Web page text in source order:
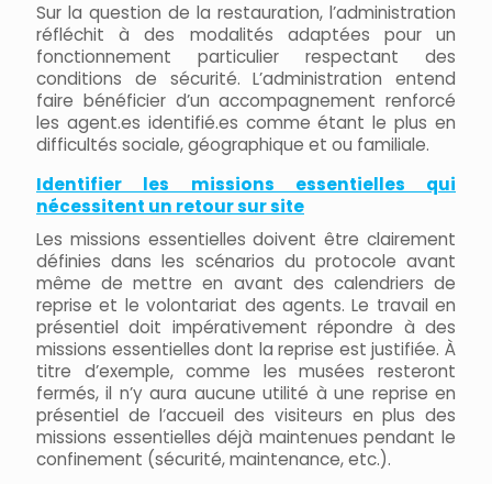
Sur la question de la restauration, l’administration
réfléchit à des modalités adaptées pour un
fonctionnement particulier respectant des
conditions de sécurité. L’administration entend
faire bénéficier d’un accompagnement renforcé
les agent.es identifié.es comme étant le plus en
difficultés sociale, géographique et ou familiale.
Identifier les missions essentielles qui
nécessitent un retour sur site
Les missions essentielles doivent être clairement
définies dans les scénarios du protocole avant
même de mettre en avant des calendriers de
reprise et le volontariat des agents. Le travail en
présentiel doit impérativement répondre à des
missions essentielles dont la reprise est justifiée. À
titre d’exemple, comme les musées resteront
fermés, il n’y aura aucune utilité à une reprise en
présentiel de l’accueil des visiteurs en plus des
missions essentielles déjà maintenues pendant le
confinement (sécurité, maintenance, etc.).